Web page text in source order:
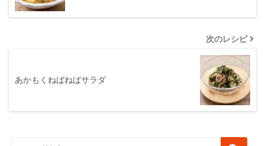
次のレシピ
あかもくねばねばサラダ